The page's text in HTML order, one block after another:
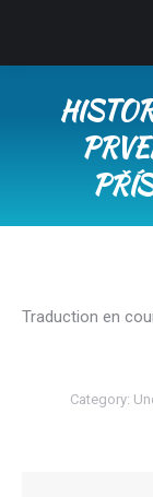
Traduction en
Category: